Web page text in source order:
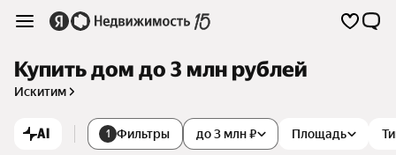
Купить дом до 3 млн рублей
Искитим
AI 1 Фильтры до 3 млн ₽ Площадь